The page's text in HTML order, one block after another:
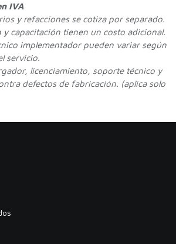
IVA
y refacciones se cotiza por separado.
y capacitación tienen un costo adicional.
implementador pueden variar según
servicio.
licenciamiento, soporte técnico y
defectos de fabricación. (aplica solo